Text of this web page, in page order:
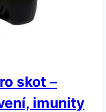
skot –
imunity